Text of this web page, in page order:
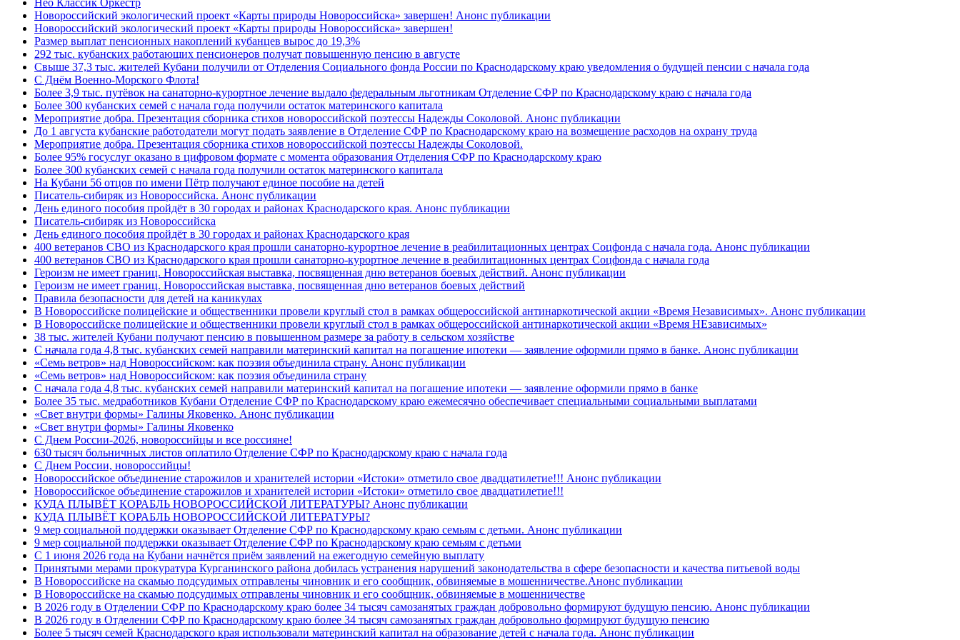
Нео Классик Оркестр
Новороссийский экологический проект «Карты природы Новороссийска» завершен! Анонс публикации
Новороссийский экологический проект «Карты природы Новороссийска» завершен!
Размер выплат пенсионных накоплений кубанцев вырос до 19,3%
292 тыс. кубанских работающих пенсионеров получат повышенную пенсию в августе
Свыше 37,3 тыс. жителей Кубани получили от Отделения Социального фонда России по Краснодарскому краю уведомления о будущей пенсии с начала года
C Днём Военно-Морского Флота!
Более 3,9 тыс. путёвок на санаторно-курортное лечение выдало федеральным льготникам Отделение СФР по Краснодарскому краю с начала года
Более 300 кубанских семей с начала года получили остаток материнского капитала
Мероприятие добра. Презентация сборника стихов новороссийской поэтессы Надежды Соколовой. Анонс публикации
До 1 августа кубанские работодатели могут подать заявление в Отделение СФР по Краснодарскому краю на возмещение расходов на охрану труда
Мероприятие добра. Презентация сборника стихов новороссийской поэтессы Надежды Соколовой.
Более 95% госуслуг оказано в цифровом формате с момента образования Отделения СФР по Краснодарскому краю
Более 300 кубанских семей с начала года получили остаток материнского капитала
На Кубани 56 отцов по имени Пётр получают единое пособие на детей
Писатель-сибиряк из Новороссийска. Анонс публикации
День единого пособия пройдёт в 30 городах и районах Краснодарского края. Анонс публикации
Писатель-сибиряк из Новороссийска
День единого пособия пройдёт в 30 городах и районах Краснодарского края
400 ветеранов СВО из Краснодарского края прошли санаторно-курортное лечение в реабилитационных центрах Соцфонда с начала года. Анонс публикации
400 ветеранов СВО из Краснодарского края прошли санаторно-курортное лечение в реабилитационных центрах Соцфонда с начала года
Героизм не имеет границ. Новороссийская выставка, посвященная дню ветеранов боевых действий. Анонс публикации
Героизм не имеет границ. Новороссийская выставка, посвященная дню ветеранов боевых действий
Правила безопасности для детей на каникулах
В Новороссийске полицейские и общественники провели круглый стол в рамках общероссийской антинаркотической акции «Время Независимых». Анонс публикации
В Новороссийске полицейские и общественники провели круглый стол в рамках общероссийской антинаркотической акции «Время НЕзависимых»
38 тыс. жителей Кубани получают пенсию в повышенном размере за работу в сельском хозяйстве
С начала года 4,8 тыс. кубанских семей направили материнский капитал на погашение ипотеки — заявление оформили прямо в банке. Анонс публикации
«Семь ветров» над Новороссийском: как поэзия объединила страну. Анонс публикации
«Семь ветров» над Новороссийском: как поэзия объединила страну
С начала года 4,8 тыс. кубанских семей направили материнский капитал на погашение ипотеки — заявление оформили прямо в банке
Более 35 тыс. медработников Кубани Отделение СФР по Краснодарскому краю ежемесячно обеспечивает специальными социальными выплатами
«Свет внутри формы» Галины Яковенко. Анонс публикации
«Свет внутри формы» Галины Яковенко
C Днем России-2026, новороссийцы и все россияне!
630 тысяч больничных листов оплатило Отделение СФР по Краснодарскому краю с начала года
C Днем России, новороссийцы!
Новороссийское объединение старожилов и хранителей истории «Истоки» отметило свое двадцатилетие!!! Анонс публикации
Новороссийское объединение старожилов и хранителей истории «Истоки» отметило свое двадцатилетие!!!
КУДА ПЛЫВЁТ КОРАБЛЬ НОВОРОССИЙСКОЙ ЛИТЕРАТУРЫ? Анонс публикации
КУДА ПЛЫВЁТ КОРАБЛЬ НОВОРОССИЙСКОЙ ЛИТЕРАТУРЫ?
9 мер социальной поддержки оказывает Отделение СФР по Краснодарскому краю семьям с детьми. Анонс публикации
9 мер социальной поддержки оказывает Отделение СФР по Краснодарскому краю семьям с детьми
С 1 июня 2026 года на Кубани начнётся приём заявлений на ежегодную семейную выплату
Принятыми мерами прокуратура Курганинского района добилась устранения нарушений законодательства в сфере безопасности и качества питьевой воды
В Новороссийске на скамью подсудимых отправлены чиновник и его сообщник, обвиняемые в мошенничестве.Анонс публикации
В Новороссийске на скамью подсудимых отправлены чиновник и его сообщник, обвиняемые в мошенничестве
В 2026 году в Отделении СФР по Краснодарскому краю более 34 тысяч самозанятых граждан добровольно формируют будущую пенсию. Анонс публикации
В 2026 году в Отделении СФР по Краснодарскому краю более 34 тысяч самозанятых граждан добровольно формируют будущую пенсию
Более 5 тысяч семей Краснодарского края использовали материнский капитал на образование детей с начала года. Анонс публикации